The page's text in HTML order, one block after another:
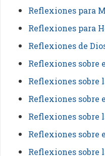
Reflexiones para
Reflexiones para
Reflexiones de
Reflexiones sobre
Reflexiones sobre
Reflexiones sobre
Reflexiones sobre
Reflexiones
Reflexiones sobre